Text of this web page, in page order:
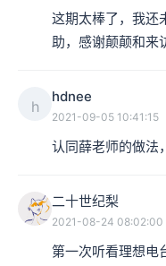
这期太棒了，我还
助，感谢颠颠和来
h
hdnee
2021-09-05 10:41:15
认同薛老师的做法
二十世纪梨
2021-08-24 08:02:00
第一次听看理想电